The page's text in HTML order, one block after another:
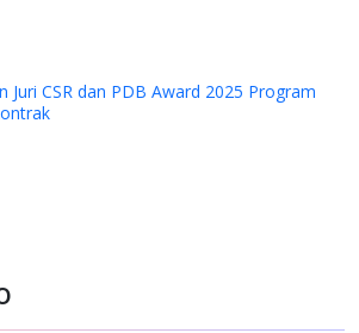
Juri CSR dan PDB Award 2025 Program